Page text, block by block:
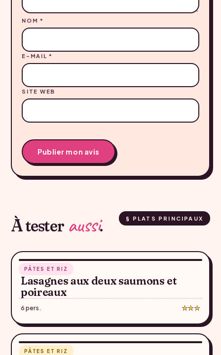
NOM*
E-MAIL*
SITE WEB
À tester aussi. § PLATS PRINCIPAUX
PÂTES ET RIZ
Lasagnes aux deux saumons et
poireaux
6 pers. ★★★
PÂTES ET RIZ